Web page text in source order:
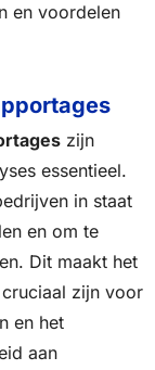
en voordelen
zijn
essentieel.
in staat
en om te
Dit maakt het
zijn voor
en het
aan